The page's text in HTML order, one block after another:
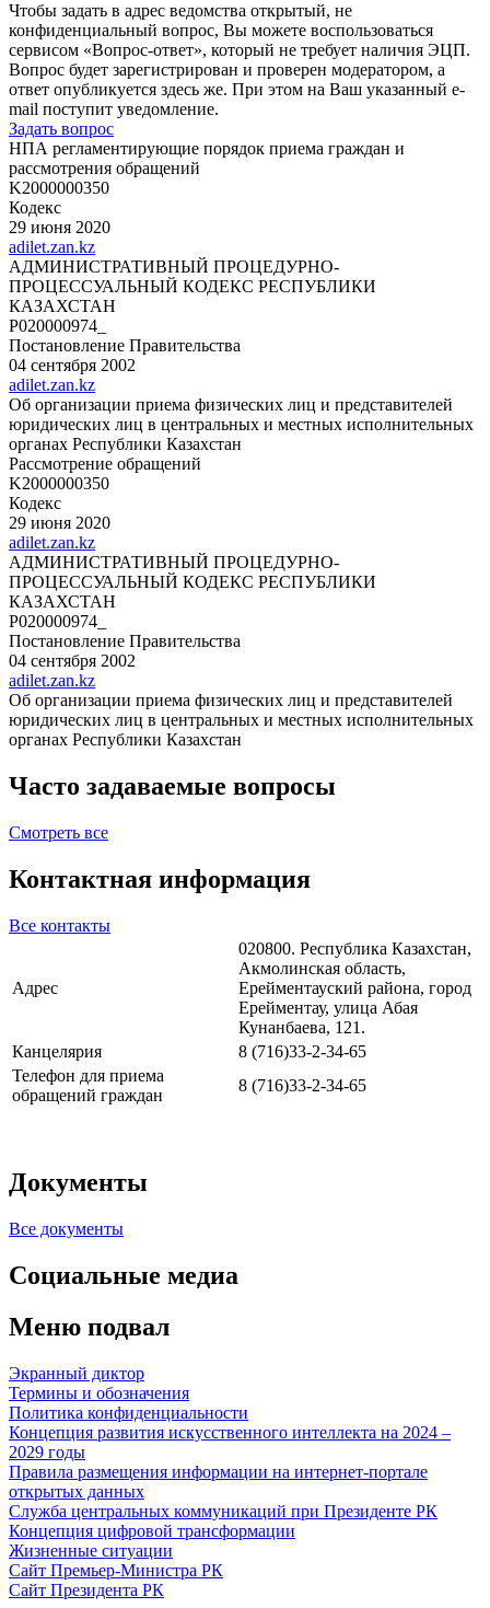
Чтобы задать в адрес ведомства открытый, не
конфиденциальный вопрос, Вы можете воспользоваться
сервисом «Вопрос-ответ», который не требует наличия ЭЦП.
Вопрос будет зарегистрирован и проверен модератором, а
ответ опубликуется здесь же. При этом на Ваш указанный e-
mail поступит уведомление.
Задать вопрос
НПА регламентирующие порядок приема граждан и
рассмотрения обращений
K2000000350
Кодекс
29 июня 2020
adilet.zan.kz
АДМИНИСТРАТИВНЫЙ ПРОЦЕДУРНО-
ПРОЦЕССУАЛЬНЫЙ КОДЕКС РЕСПУБЛИКИ
КАЗАХСТАН
P020000974_
Постановление Правительства
04 сентября 2002
adilet.zan.kz
Об организации приема физических лиц и представителей
юридических лиц в центральных и местных исполнительных
органах Республики Казахстан
Рассмотрение обращений
K2000000350
Кодекс
29 июня 2020
adilet.zan.kz
АДМИНИСТРАТИВНЫЙ ПРОЦЕДУРНО-
ПРОЦЕССУАЛЬНЫЙ КОДЕКС РЕСПУБЛИКИ
КАЗАХСТАН
P020000974_
Постановление Правительства
04 сентября 2002
adilet.zan.kz
Об организации приема физических лиц и представителей
юридических лиц в центральных и местных исполнительных
органах Республики Казахстан
Часто задаваемые вопросы
Смотреть все
Контактная информация
Все контакты
Адрес
020800. Республика Казахстан,
Акмолинская область,
Ерейментауский района, город
Ерейментау, улица Абая
Кунанбаева, 121.
Канцелярия
8 (716)33-2-34-65
Телефон для приема
обращений граждан
8 (716)33-2-34-65
Документы
Все документы
Социальные медиа
Меню подвал
Экранный диктор
Термины и обозначения
Политика конфиденциальности
Концепция развития искусственного интеллекта на 2024 –
2029 годы
Правила размещения информации на интернет-портале
открытых данных
Служба центральных коммуникаций при Президенте РК
Концепция цифровой трансформации
Жизненные ситуации
Сайт Премьер-Министра РК
Сайт Президента РК